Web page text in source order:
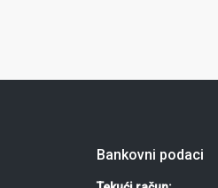
Bankovni podaci